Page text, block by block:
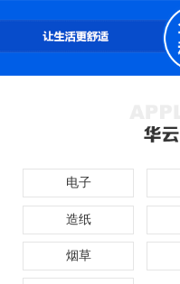
电子
造纸
烟草